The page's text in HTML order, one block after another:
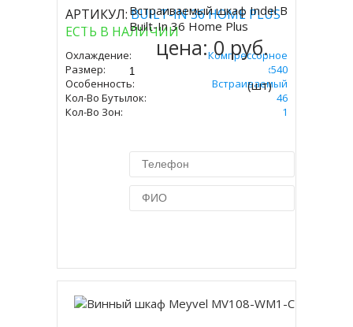
АРТИКУЛ:BUILT-IN 36 HOME PLUS
ЕСТЬ В НАЛИЧИИ
Охлаждение:
Компрессорное
Размер:
680х560х540
Особенность:
Встраиваемый
Кол-Во Бутылок:
46
Кол-Во Зон:
1
Купить
Встраиваемый шкаф Indel B
Built-In 36 Home Plus
цена:0 руб.
(шт)